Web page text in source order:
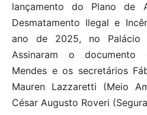
lançamento do Plano de
Desmatamento Ilegal e
ano de 2025, no Palácio
Assinaram o documento
Mendes e os secretários
Mauren Lazzaretti (Meio
César Augusto Roveri